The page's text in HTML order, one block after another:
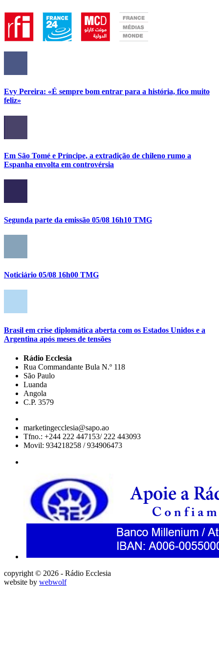
Evy Pereira: «É sempre bom entrar para a história, fico muito
feliz»
Em São Tomé e Príncipe, a extradição de chileno rumo a
Espanha envolta em controvérsia
Segunda parte da emissão 05/08 16h10 TMG
Noticiário 05/08 16h00 TMG
Brasil em crise diplomática aberta com os Estados Unidos e a
Argentina após meses de tensões
Rádio Ecclesia
Rua Commandante Bula N.º 118
São Paulo
Luanda
Angola
C.P. 3579
marketingecclesia@sapo.ao
Tfno.: +244 222 447153/ 222 443093
Movil: 934218258 / 934906473
copyright © 2026 - Rádio Ecclesia
website by webwolf